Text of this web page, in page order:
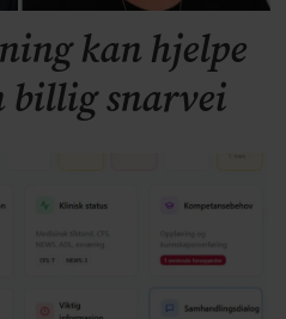
kan hjelpe
billig snarvei